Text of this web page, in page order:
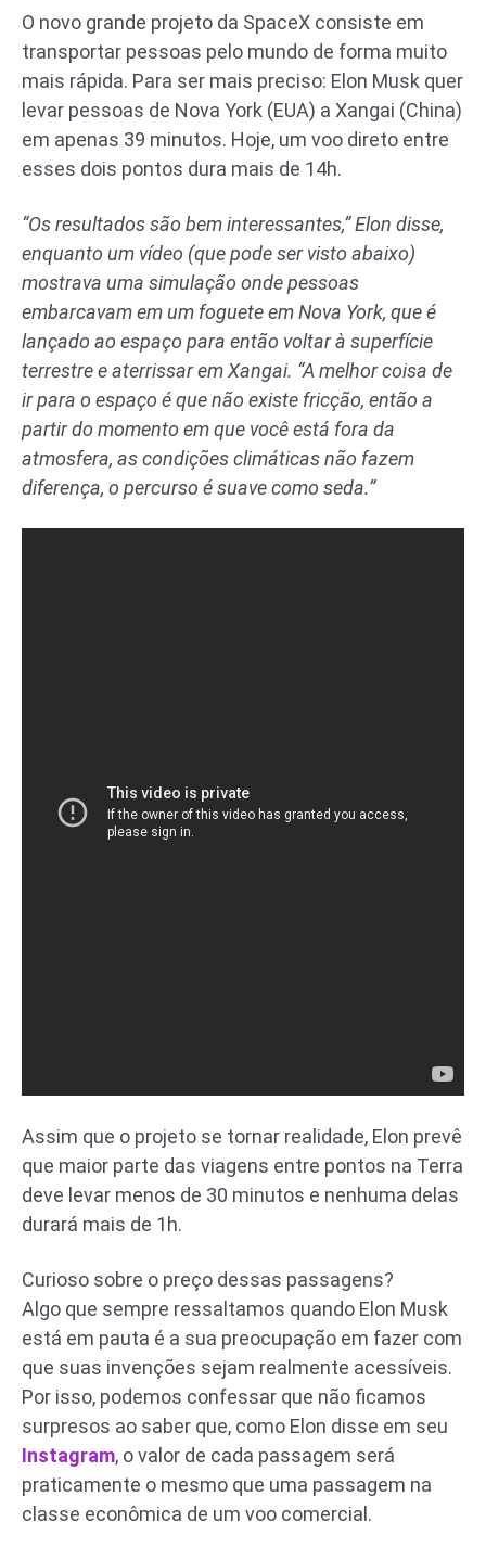
O novo grande projeto da SpaceX consiste em
transportar pessoas pelo mundo de forma muito
mais rápida. Para ser mais preciso: Elon Musk quer
levar pessoas de Nova York (EUA) a Xangai (China)
em apenas 39 minutos. Hoje, um voo direto entre
esses dois pontos dura mais de 14h.
“Os resultados são bem interessantes,” Elon disse,
enquanto um vídeo (que pode ser visto abaixo)
mostrava uma simulação onde pessoas
embarcavam em um foguete em Nova York, que é
lançado ao espaço para então voltar à superfície
terrestre e aterrissar em Xangai. “A melhor coisa de
ir para o espaço é que não existe fricção, então a
partir do momento em que você está fora da
atmosfera, as condições climáticas não fazem
diferença, o percurso é suave como seda.”
Assim que o projeto se tornar realidade, Elon prevê
que maior parte das viagens entre pontos na Terra
deve levar menos de 30 minutos e nenhuma delas
durará mais de 1h.
Curioso sobre o preço dessas passagens?
Algo que sempre ressaltamos quando Elon Musk
está em pauta é a sua preocupação em fazer com
que suas invenções sejam realmente acessíveis.
Por isso, podemos confessar que não ficamos
surpresos ao saber que, como Elon disse em seu
Instagram, o valor de cada passagem será
praticamente o mesmo que uma passagem na
classe econômica de um voo comercial.